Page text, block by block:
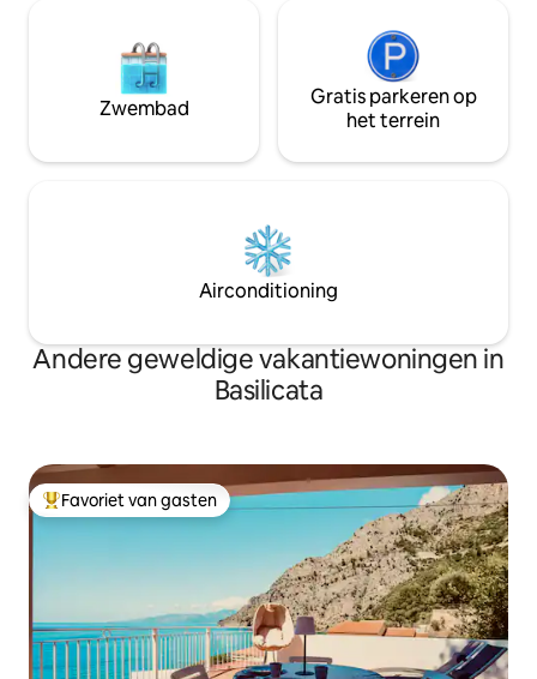
Zwembad
Gratis parkeren op
het terrein
Airconditioning
Andere geweldige vakantiewoningen in
Basilicata
Topfavoriet van gasten
Favoriet van gasten